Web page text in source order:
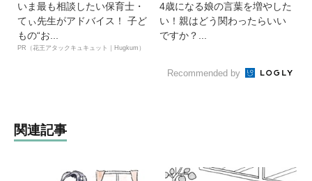
いま最も相談したい保育士・
てぃ先生がアドバイス！ 子ど
もの“お...
PR（花王アタックキュキュット｜Hugkum）
4歳になる娘の言葉を増やした
い！親はどう関わったらいい
ですか？...
Recommended by
関連記事